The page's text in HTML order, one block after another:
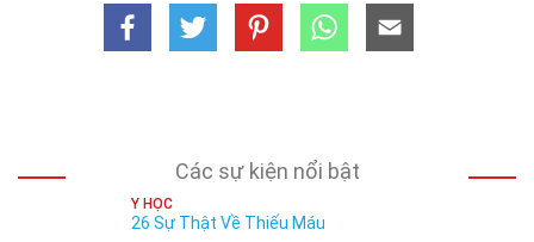
Các sự kiện nổi bật
Y HỌC
26 Sự Thật Về Thiếu Máu